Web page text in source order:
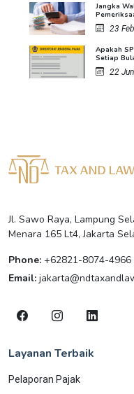
Jangka
23
Apakah
Setiap
22
Jl. Sawo Raya, Lampung
Menara 165 Lt4, Jakarta
Phone: +62821-8074-4966
Email:
Layanan Terbaik
Pelaporan Pajak